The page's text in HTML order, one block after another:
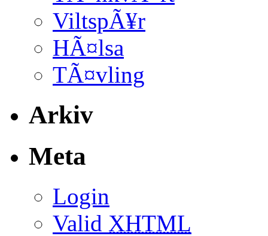
ViltspÃ¥r
HÃ¤lsa
TÃ¤vling
Arkiv
Meta
Login
Valid XHTML